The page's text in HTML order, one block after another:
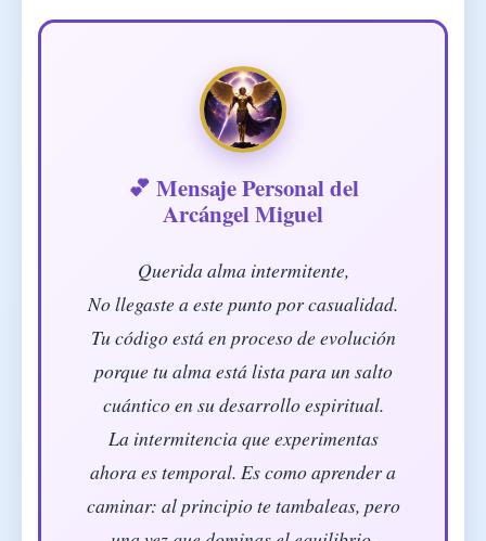
💕 Mensaje Personal del
Arcángel Miguel
Querida alma intermitente,
No llegaste a este punto por casualidad.
Tu código está en proceso de evolución
porque tu alma está lista para un salto
cuántico en su desarrollo espiritual.
La intermitencia que experimentas
ahora es temporal. Es como aprender a
caminar: al principio te tambaleas, pero